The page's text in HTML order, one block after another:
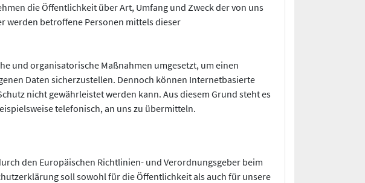
die Öffentlichkeit über Art, Umfang und Zweck der von uns
werden betroffene Personen mittels dieser
und organisatorische Maßnahmen umgesetzt, um einen
Daten sicherzustellen. Dennoch können Internetbasierte
nicht gewährleistet werden kann. Aus diesem Grund steht es
telefonisch, an uns zu übermitteln.
den Europäischen Richtlinien- und Verordnungsgeber beim
soll sowohl für die Öffentlichkeit als auch für unsere